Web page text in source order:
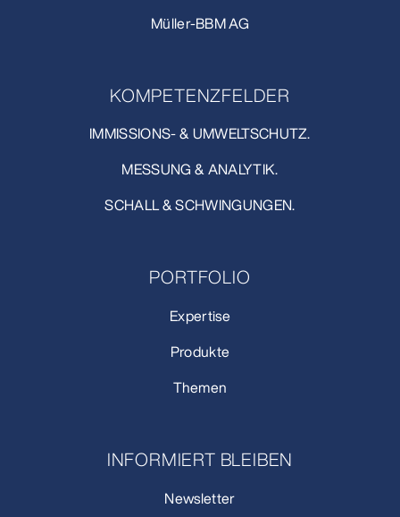
Müller-BBM AG
KOMPETENZFELDER
IMMISSIONS- & UMWELTSCHUTZ.
MESSUNG & ANALYTIK.
SCHALL & SCHWINGUNGEN.
PORTFOLIO
Expertise
Produkte
Themen
INFORMIERT BLEIBEN
Newsletter